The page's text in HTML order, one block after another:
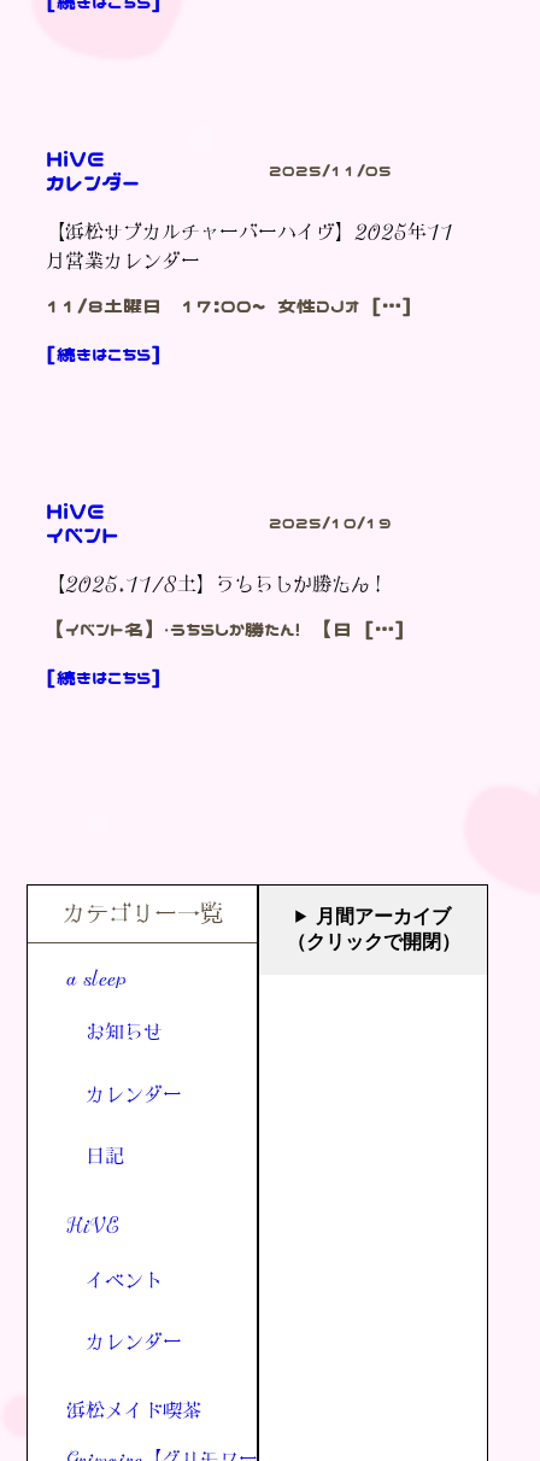
HiVE
カレンダー
2025/11/05
【浜松サブカルチャーバーハイヴ】2025年11
月営業カレンダー
11/8土曜日 17:00~ 女性DJオ […]
[続きはこちら]
HiVE
イベント
2025/10/19
【2025.11/8土】うちらしか勝たん！
【イベント名】・うちらしか勝たん！ 【日 […]
[続きはこちら]
カテゴリー一覧
a sleep
お知らせ
カレンダー
日記
HiVE
イベント
カレンダー
浜松メイド喫茶
月間アーカイブ
（クリックで開閉）